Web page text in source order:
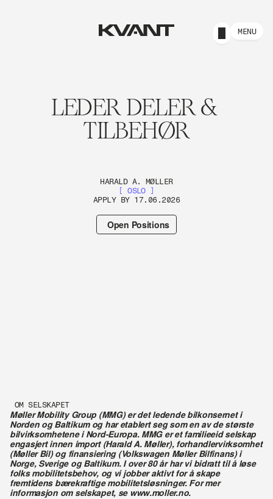
MENU
LEDER DELER &
TILBEHØR
HARALD A. MØLLER
[ OSLO ]
APPLY BY 17.06.2026
Open Positions
OM SELSKAPET
Møller Mobility Group (MMG) er det ledende bilkonsernet i
Norden og Baltikum og har etablert seg som en av de største
bilvirksomhetene i Nord-Europa. MMG er et familieeid selskap
engasjert innen import (Harald A. Møller), forhandlervirksomhet
(Møller Bil) og finansiering (Volkswagen Møller Bilfinans) i
Norge, Sverige og Baltikum. I over 80 år har vi bidratt til å løse
folks mobilitetsbehov, og vi jobber aktivt for å skape
fremtidens bærekraftige mobilitetsløsninger. For mer
informasjon om selskapet, se www.moller.no.